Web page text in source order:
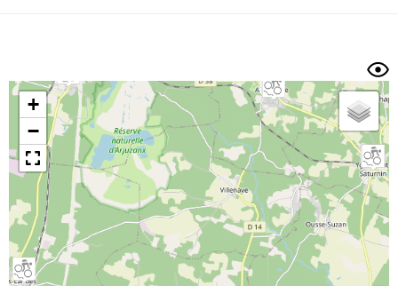
Trier par
Horodatage Photos
+
−